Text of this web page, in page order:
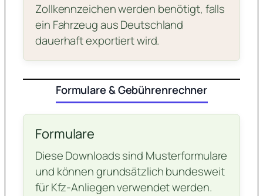
Zollkennzeichen werden benötigt, falls
ein Fahrzeug aus Deutschland
dauerhaft exportiert wird.
Formulare & Gebührenrechner
Formulare
Diese Downloads sind Musterformulare
und können grundsätzlich bundesweit
für Kfz-Anliegen verwendet werden.